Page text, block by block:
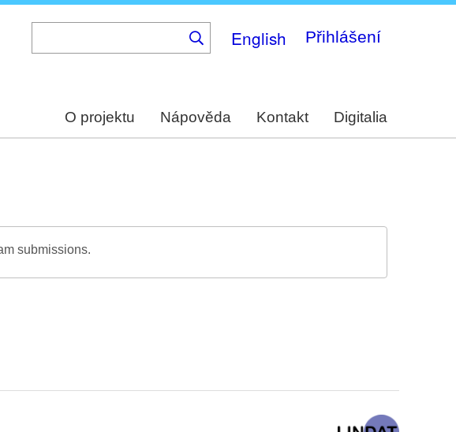
English Přihlášení
O projektu Nápověda Kontakt Digitalia
submissions.